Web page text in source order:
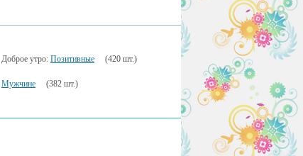
Доброе утро: Позитивные (420 шт.)
Мужчине (382 шт.)